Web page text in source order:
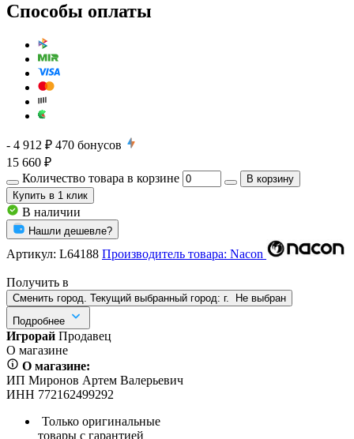
Способы оплаты
- 4 912 ₽ 470 бонусов
15 660 ₽
Количество товара в корзине
В корзину
Купить в 1 клик
В наличии
Нашли дешевле?
Артикул: L64188 Производитель товара: Nacon
Получить в
Сменить город. Текущий выбранный город: г.
Не выбран
Подробнее
Игрорай Продавец
О магазине
О магазине:
ИП Миронов Артем Валерьевич
ИНН 772162499292
Только оригинальные
товары с гарантией